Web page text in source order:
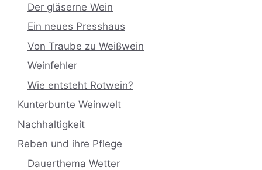
Der gläserne Wein
Ein neues Presshaus
Von Traube zu Weißwein
Weinfehler
Wie entsteht Rotwein?
Kunterbunte Weinwelt
Nachhaltigkeit
Reben und ihre Pflege
Dauerthema Wetter